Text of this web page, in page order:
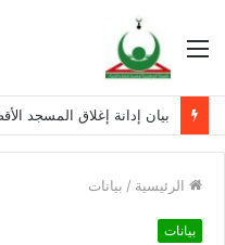
القائمة
بيان إدانة إغلاق المسجد
الرئيسية / بيانات
بيانات